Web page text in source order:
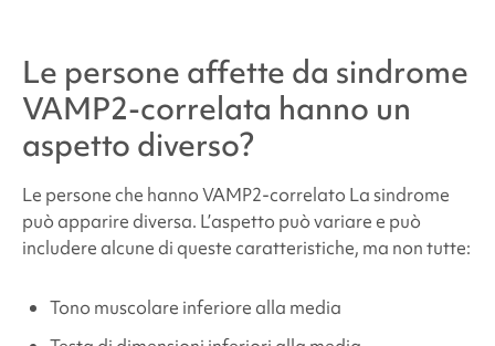
Le persone affette da sindrome
VAMP2-correlata hanno un
aspetto diverso?
Le persone che hannoVAMP2-correlato La sindrome
può apparire diversa. L’aspetto può variare e può
includere alcune di queste caratteristiche, ma non tutte:
Tono muscolare inferiore alla media